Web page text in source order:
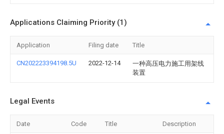
Applications Claiming Priority (1)
Application Filing date Title
CN202223394198.5U 2022-12-14
一种高压电力施工用架线
装置
Legal Events
Date Code Title Description